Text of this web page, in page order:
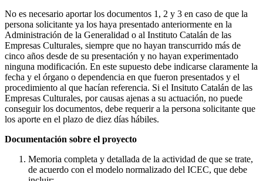
No es necesario aportar los documentos 1, 2 y 3 en caso de que la
persona solicitante ya los haya presentado anteriormente en la
Administración de la Generalidad o al Instituto Catalán de las
Empresas Culturales, siempre que no hayan transcurrido más de
cinco años desde de su presentación y no hayan experimentado
ninguna modificación. En este supuesto debe indicarse claramente la
fecha y el órgano o dependencia en que fueron presentados y el
procedimiento al que hacían referencia. Si el Insituto Catalán de las
Empresas Culturales, por causas ajenas a su actuación, no puede
conseguir los documentos, debe requerir a la persona solicitante que
los aporte en el plazo de diez días hábiles.
Documentación sobre el proyecto
Memoria completa y detallada de la actividad de que se trate,
de acuerdo con el modelo normalizado del ICEC, que debe